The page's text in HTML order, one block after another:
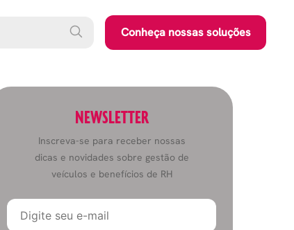
Conheça nossas soluções
NEWSLETTER
Inscreva-se para receber nossas
dicas e novidades sobre gestão de
veículos e benefícios de RH